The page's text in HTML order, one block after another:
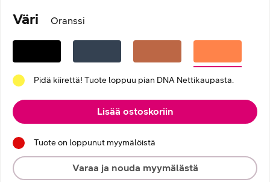
Väri Oranssi
Pidä kiirettä! Tuote loppuu pian DNA Nettikaupasta.
Lisää ostoskoriin
Tuote on loppunut myymälöistä
Varaa ja nouda myymälästä